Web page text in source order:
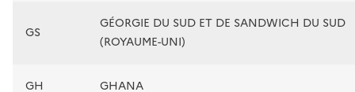
GS
GÉORGIE DU SUD ET DE SANDWICH DU SUD
(ROYAUME-UNI)
GH GHANA